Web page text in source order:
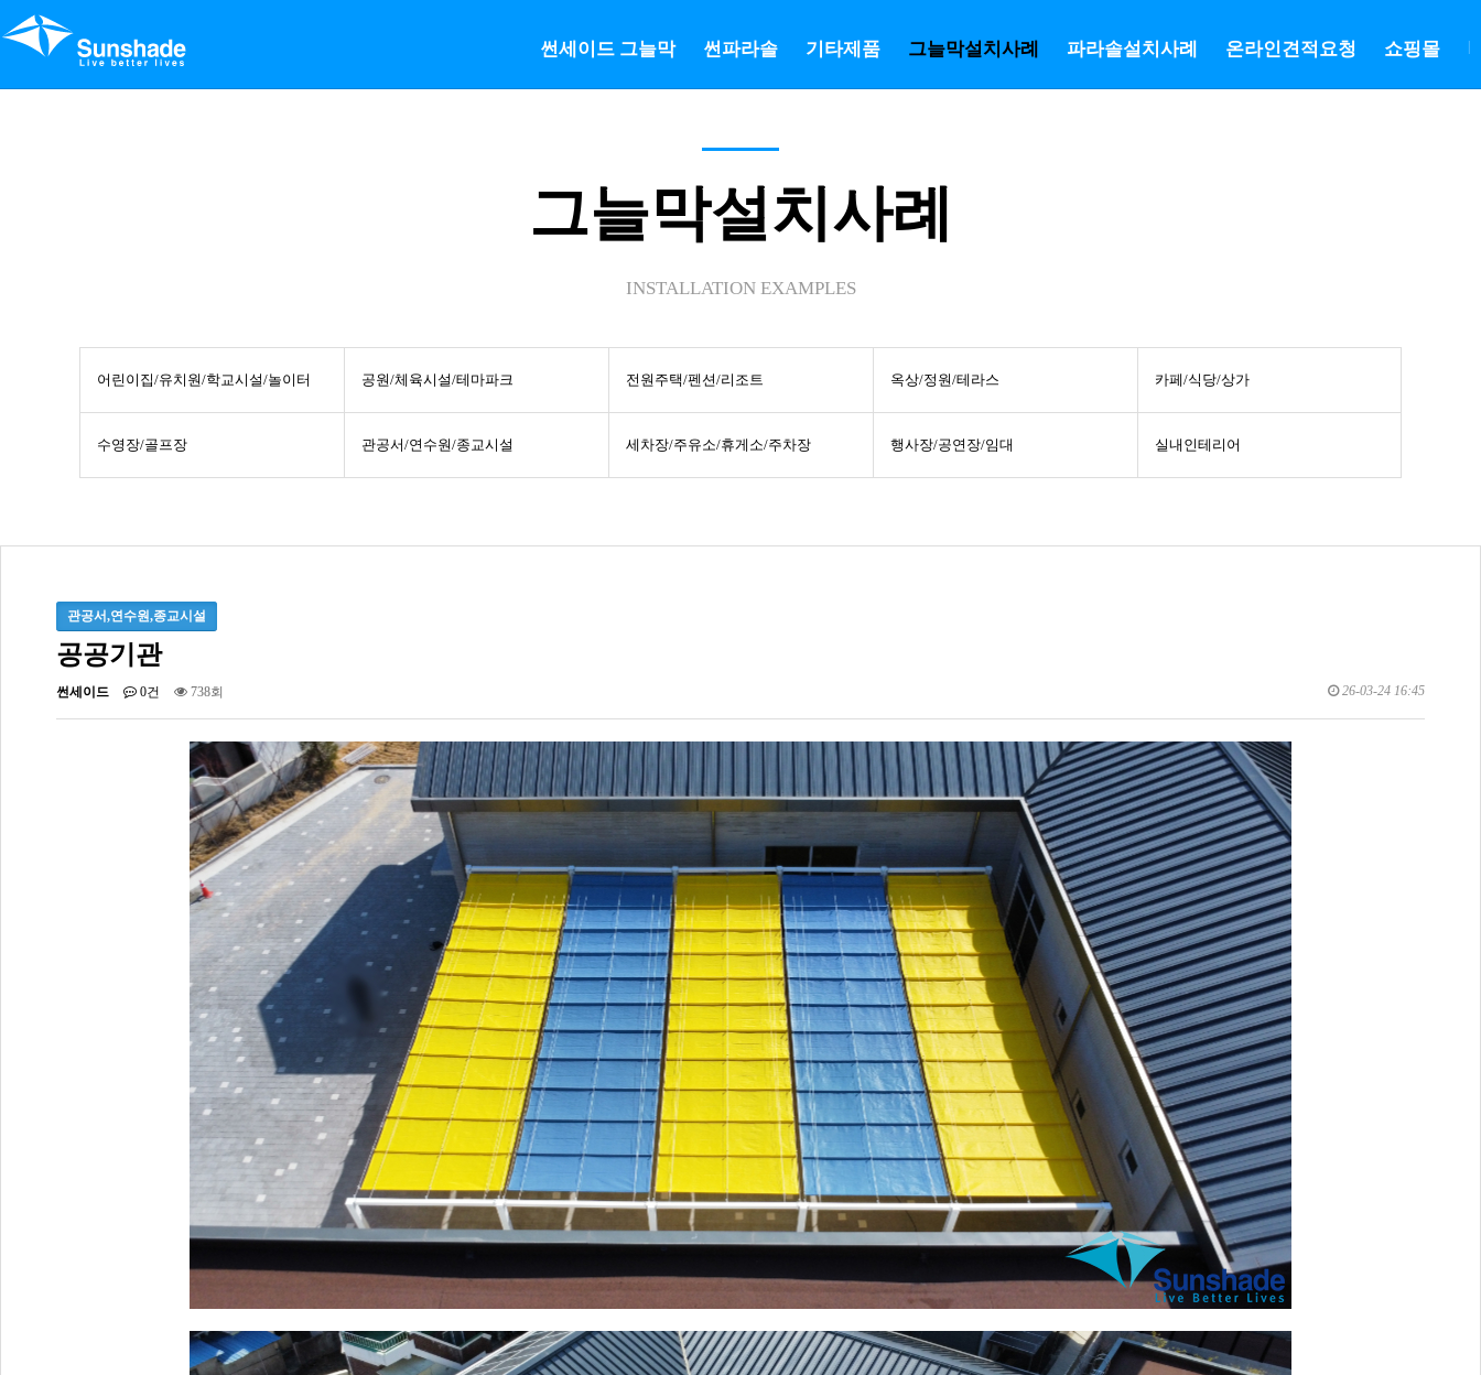
썬세이드 그늘막 썬파라솔 기타제품 그늘막설치사례 파라솔설치사례 온라인견적요청 쇼핑몰
그늘막설치사례
INSTALLATION EXAMPLES
어린이집/유치원/학교시설/놀이터 공원/체육시설/테마파크 전원주택/펜션/리조트 옥상/정원/테라스 카페/식당/상가
수영장/골프장 관공서/연수원/종교시설 세차장/주유소/휴게소/주차장 행사장/공연장/임대 실내인테리어
관공서,연수원,종교시설
공공기관
썬세이드 0건 738회 26-03-24 16:45